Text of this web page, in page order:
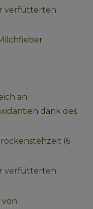
verfütterten
an
dank des
(6
verfütterten
von